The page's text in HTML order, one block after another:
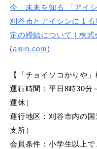
今、未来を知る 「アイ
刈谷市とアイシンによ
定の締結について | 株
(aisin.com)
【「チョイソコかりや」
運行時間：平日8時30分
運休）
運行地区：刈谷市内の国
支所）
会員条件：小学生以上で